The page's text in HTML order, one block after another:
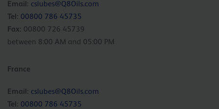
Email: cslubes@Q8Oils.com
Tel: 00800 786 45735
Fax: 00800 726 45739
between 8:00 AM and 05:00 PM
France
Email: cslubes@Q8Oils.com
Tel: 00800 786 45735